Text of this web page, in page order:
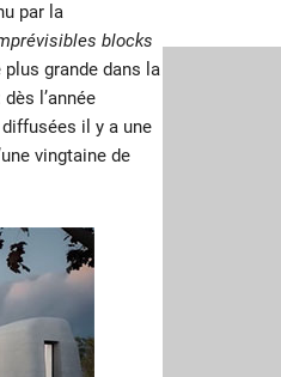
par la
blocks
grande dans la
l’année
il y a une
vingtaine de